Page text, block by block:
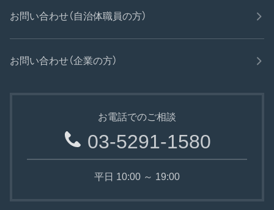
お問い合わせ（自治体職員の方）
お問い合わせ（企業の方）
お電話でのご相談
03-5291-1580
平日 10:00 ～ 19:00